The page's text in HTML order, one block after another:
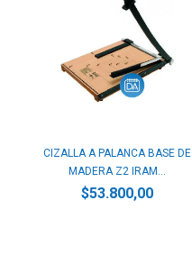
CIZALLA A PALANCA BASE DE
MADERA Z2 IRAM...
$53.800,00